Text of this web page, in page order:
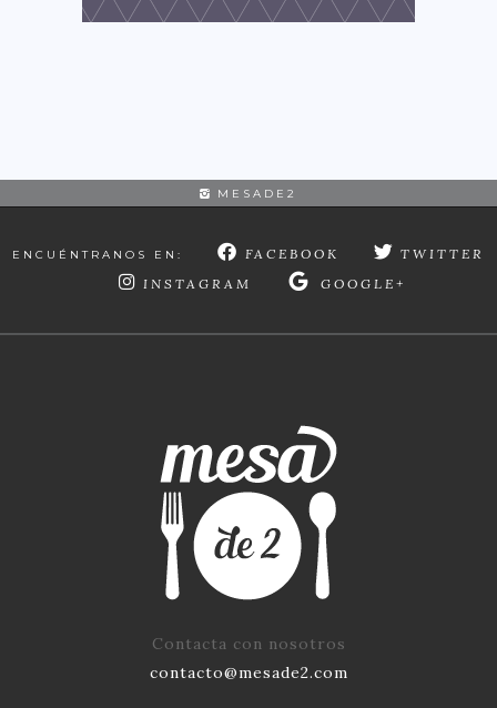
MESADE2
ENCUÉNTRANOS EN: FACEBOOK
TWITTER
INSTAGRAM
GOOGLE+
Contacta con nosotros
contacto@mesade2.com